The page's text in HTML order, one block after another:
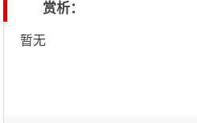
赏析：
暂无